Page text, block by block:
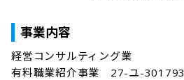
事業内容
経営コンサルティング業
有料職業紹介事業　27-ユ-301793